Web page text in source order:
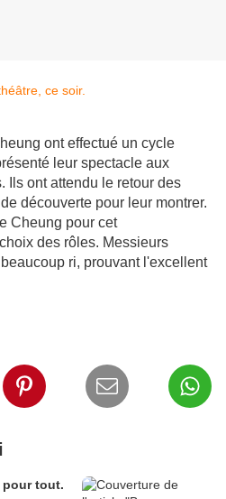
ont effectué un cycle
leur spectacle aux
Ils ont attendu le retour des
découverte pour leur montrer.
Cheung pour cet
des rôles. Messieurs
ri, prouvant l'excellent
pour tout.